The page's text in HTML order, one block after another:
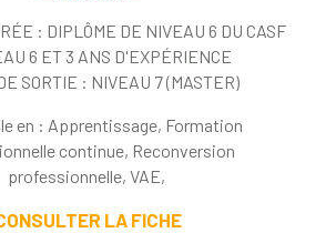
: DIPLÔME DE NIVEAU 6 DU CASF
6 ET 3 ANS D'EXPÉRIENCE
SORTIE : NIVEAU 7 (MASTER)
en : Apprentissage, Formation
continue, Reconversion
professionnelle, VAE,
LA FICHE